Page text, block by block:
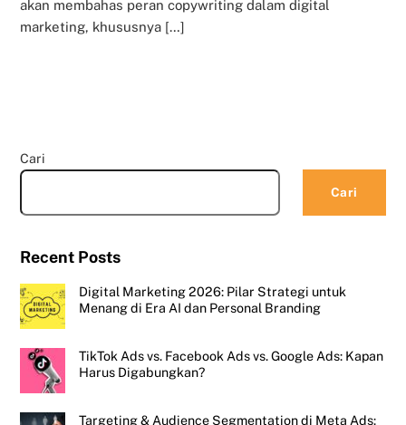
akan membahas peran copywriting dalam digital
marketing, khususnya […]
Cari
Cari
Recent Posts
Digital Marketing 2026: Pilar Strategi untuk
Menang di Era AI dan Personal Branding
TikTok Ads vs. Facebook Ads vs. Google Ads: Kapan
Harus Digabungkan?
Targeting & Audience Segmentation di Meta Ads: